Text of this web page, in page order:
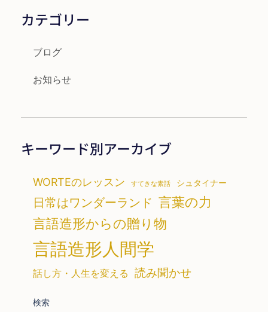
カテゴリー
ブログ
お知らせ
キーワード別アーカイブ
WORTEのレッスン すてきな素話 シュタイナー
日常はワンダーランド 言葉の力
言語造形からの贈り物
言語造形人間学
話し方・人生を変える 読み聞かせ
検索